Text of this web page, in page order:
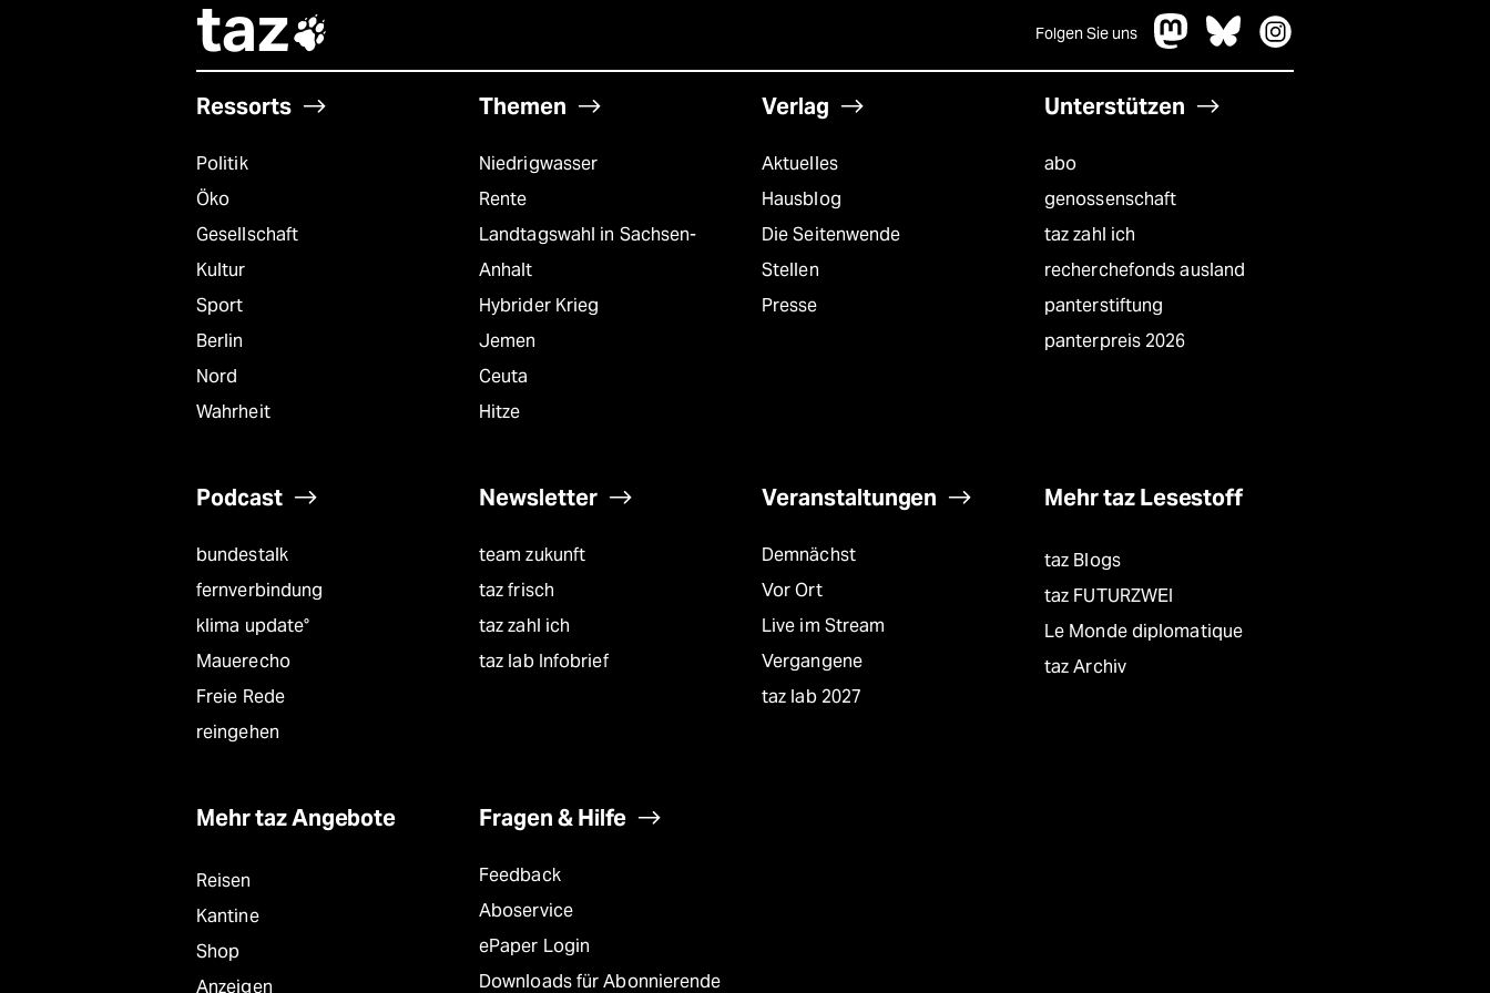
taz Folgen Sie uns
Ressorts
Politik
Öko
Gesellschaft
Kultur
Sport
Berlin
Nord
Wahrheit
Themen
Niedrigwasser
Rente
Landtagswahl in Sachsen-
Anhalt
Hybrider Krieg
Jemen
Ceuta
Hitze
Verlag
Aktuelles
Hausblog
Die Seitenwende
Stellen
Presse
Unterstützen
abo
genossenschaft
taz zahl ich
recherchefonds ausland
panterstiftung
panterpreis 2026
Podcast
bundestalk
fernverbindung
klima update°
Mauerecho
Freie Rede
reingehen
Newsletter
team zukunft
taz frisch
taz zahl ich
taz lab Infobrief
Veranstaltungen
Demnächst
Vor Ort
Live im Stream
Vergangene
taz lab 2027
Mehr taz Lesestoff
taz Blogs
taz FUTURZWEI
Le Monde diplomatique
taz Archiv
Mehr taz Angebote
Reisen
Kantine
Shop
Anzeigen
Fragen & Hilfe
Feedback
Aboservice
ePaper Login
Downloads für Abonnierende